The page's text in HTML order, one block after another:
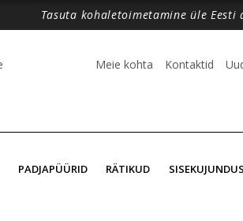
Tasuta kohaletoimetamine üle Eesti
Meie kohta Kontaktid
PADJAPÜÜRID RÄTIKUD SISEKUJUNDUS